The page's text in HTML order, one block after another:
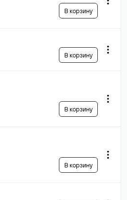
В корзину
В корзину
В корзину
В корзину